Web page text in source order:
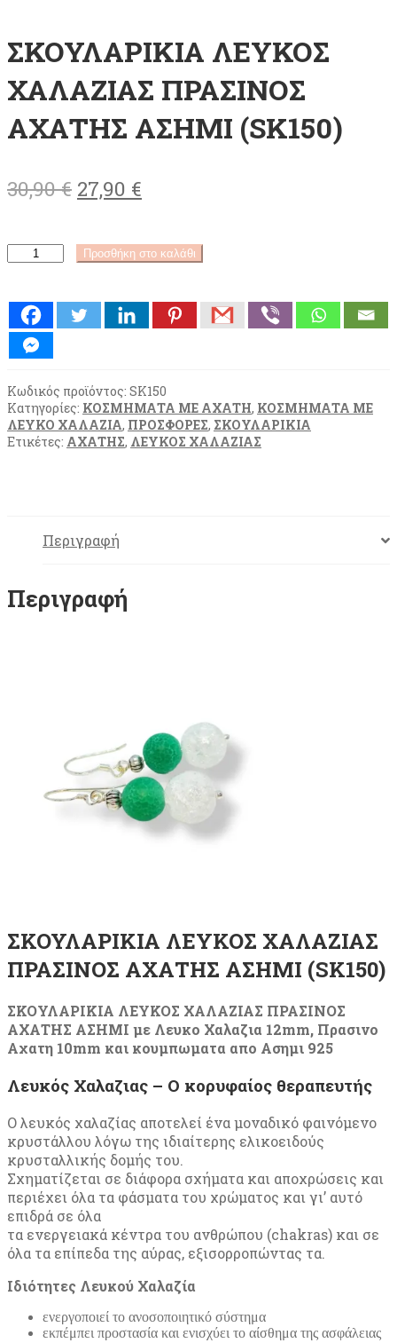
ΣΚΟΥΛΑΡΙΚΙΑ ΛΕΥΚΟΣ
ΧΑΛΑΖΙΑΣ ΠΡΑΣΙΝΟΣ
ΑΧΑΤΗΣ ΑΣΗΜΙ (SK150)
30,90€ Original
was:
30,90 €.
27,90 €
τιμή
είναι:
ΣΚΟΥΛΑΡΙΚΙΑ
ΛΕΥΚΟΣ
ΠΡΑΣΙΝΟΣ
ΑΧΑΤΗΣ
ΑΣΗΜΙ
(SK150)
ποσότητα
Προσθήκη στο καλάθι
Κωδικός προϊόντος: SK150
Κατηγορίες: ΚΟΣΜΗΜΑΤΑ ΜΕ ΑΧΑΤΗ, ΚΟΣΜΗΜΑΤΑ ΜΕ
ΛΕΥΚΟ ΧΑΛΑΖΙΑ, ΠΡΟΣΦΟΡΕΣ, ΣΚΟΥΛΑΡΙΚΙΑ
Ετικέτες: ΑΧΑΤΗΣ, ΛΕΥΚΟΣ ΧΑΛΑΖΙΑΣ
Περιγραφή
Περιγραφή
ΣΚΟΥΛΑΡΙΚΙΑ ΛΕΥΚΟΣ ΧΑΛΑΖΙΑΣ
ΠΡΑΣΙΝΟΣ ΑΧΑΤΗΣ ΑΣΗΜΙ (SK150)
ΣΚΟΥΛΑΡΙΚΙΑ ΛΕΥΚΟΣ ΧΑΛΑΖΙΑΣ ΠΡΑΣΙΝΟΣ
ΑΧΑΤΗΣ ΑΣΗΜΙ με Λευκο Χαλαζια 12mm, Πρασινο
Αχατη 10mm και κουμπωματα απο Ασημι 925
Λευκός Χαλαζιας – Ο κορυφαίος θεραπευτής
Ο λευκός χαλαζίας αποτελεί ένα μοναδικό φαινόμενο
κρυστάλλου λόγω της ιδιαίτερης ελικοειδούς
κρυσταλλικής δομής του.
Σχηματίζεται σε διάφορα σχήματα και αποχρώσεις και
περιέχει όλα τα φάσματα του χρώματος και γι’ αυτό
επιδρά σε όλα
τα ενεργειακά κέντρα του ανθρώπου (chakras) και σε
όλα τα επίπεδα της αύρας, εξισορροπώντας τα.
Ιδιότητες Λευκού Χαλαζία
ενεργοποιεί το ανοσοποιητικό σύστημα
εκπέμπει προστασία και ενισχύει το αίσθημα της ασφάλειας